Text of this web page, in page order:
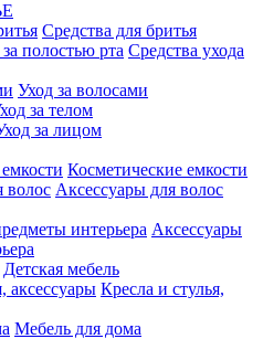
Средства для бритья
Средства ухода
Уход за волосами
за телом
за лицом
Косметические емкости
Аксессуары для волос
Аксессуары
Детская мебель
Кресла и стулья,
Мебель для дома